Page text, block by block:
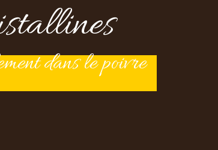
dans le poivre